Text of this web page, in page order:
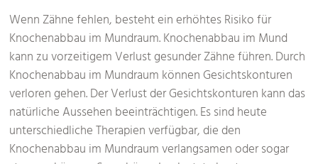
Wenn Zähne fehlen, besteht ein erhöhtes Risiko für
Knochenabbau im Mundraum. Knochenabbau im Mund
kann zu vorzeitigem Verlust gesunder Zähne führen. Durch
Knochenabbau im Mundraum können Gesichtskonturen
verloren gehen. Der Verlust der Gesichtskonturen kann das
natürliche Aussehen beeinträchtigen. Es sind heute
unterschiedliche Therapien verfügbar, die den
Knochenabbau im Mundraum verlangsamen oder sogar